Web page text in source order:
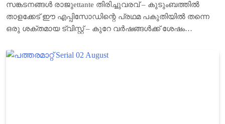
സങ്കടനങ്ങൾ രാജുettante തിരിച്ചുവരവ് – കുടുംബത്തിൽ
താളക്കേട് ഈ എപ്പിസോഡിന്റെ പ്രഥമ പകുതിയിൽ തന്നെ
ഒരു ശക്തമായ ട്വിസ്റ്റ് – കുറേ വർഷങ്ങൾക്ക് ശേഷം…